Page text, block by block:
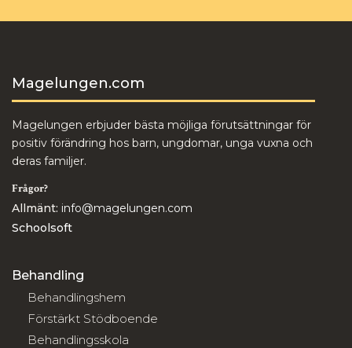
Magelungen.com
Magelungen erbjuder bästa möjliga förutsättningar för
positiv förändring hos barn, ungdomar, unga vuxna och
deras familjer.
Frågor?
Allmänt: info@magelungen.com
Schoolsoft
Behandling
Behandlingshem
Förstärkt Stödboende
Behandlingsskola